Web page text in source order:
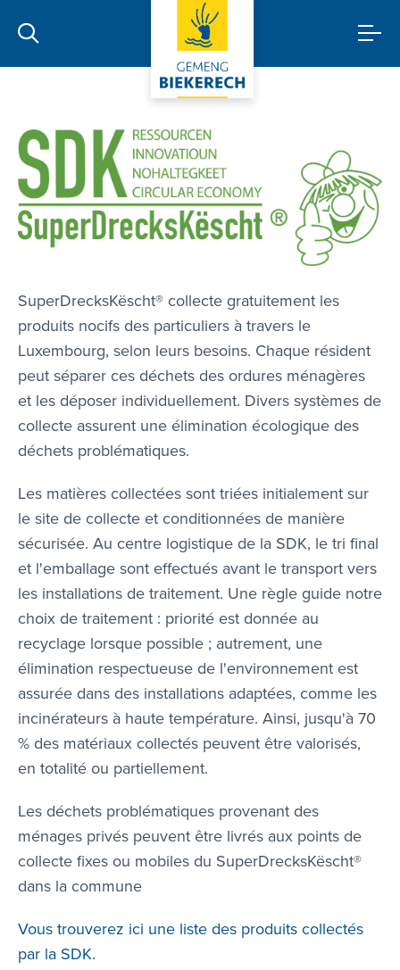
SuperDrecksKëscht® collecte gratuitement les
produits nocifs des particuliers à travers le
Luxembourg, selon leurs besoins. Chaque résident
peut séparer ces déchets des ordures ménagères
et les déposer individuellement. Divers systèmes de
collecte assurent une élimination écologique des
déchets problématiques.
Les matières collectées sont triées initialement sur
le site de collecte et conditionnées de manière
sécurisée. Au centre logistique de la SDK, le tri final
et l'emballage sont effectués avant le transport vers
les installations de traitement. Une règle guide notre
choix de traitement : priorité est donnée au
recyclage lorsque possible ; autrement, une
élimination respectueuse de l'environnement est
assurée dans des installations adaptées, comme les
incinérateurs à haute température. Ainsi, jusqu'à 70
% des matériaux collectés peuvent être valorisés,
en totalité ou partiellement.
Les déchets problématiques provenant des
ménages privés peuvent être livrés aux points de
collecte fixes ou mobiles du SuperDrecksKëscht®
dans la commune
Vous trouverez ici une liste des produits collectés
par la SDK.